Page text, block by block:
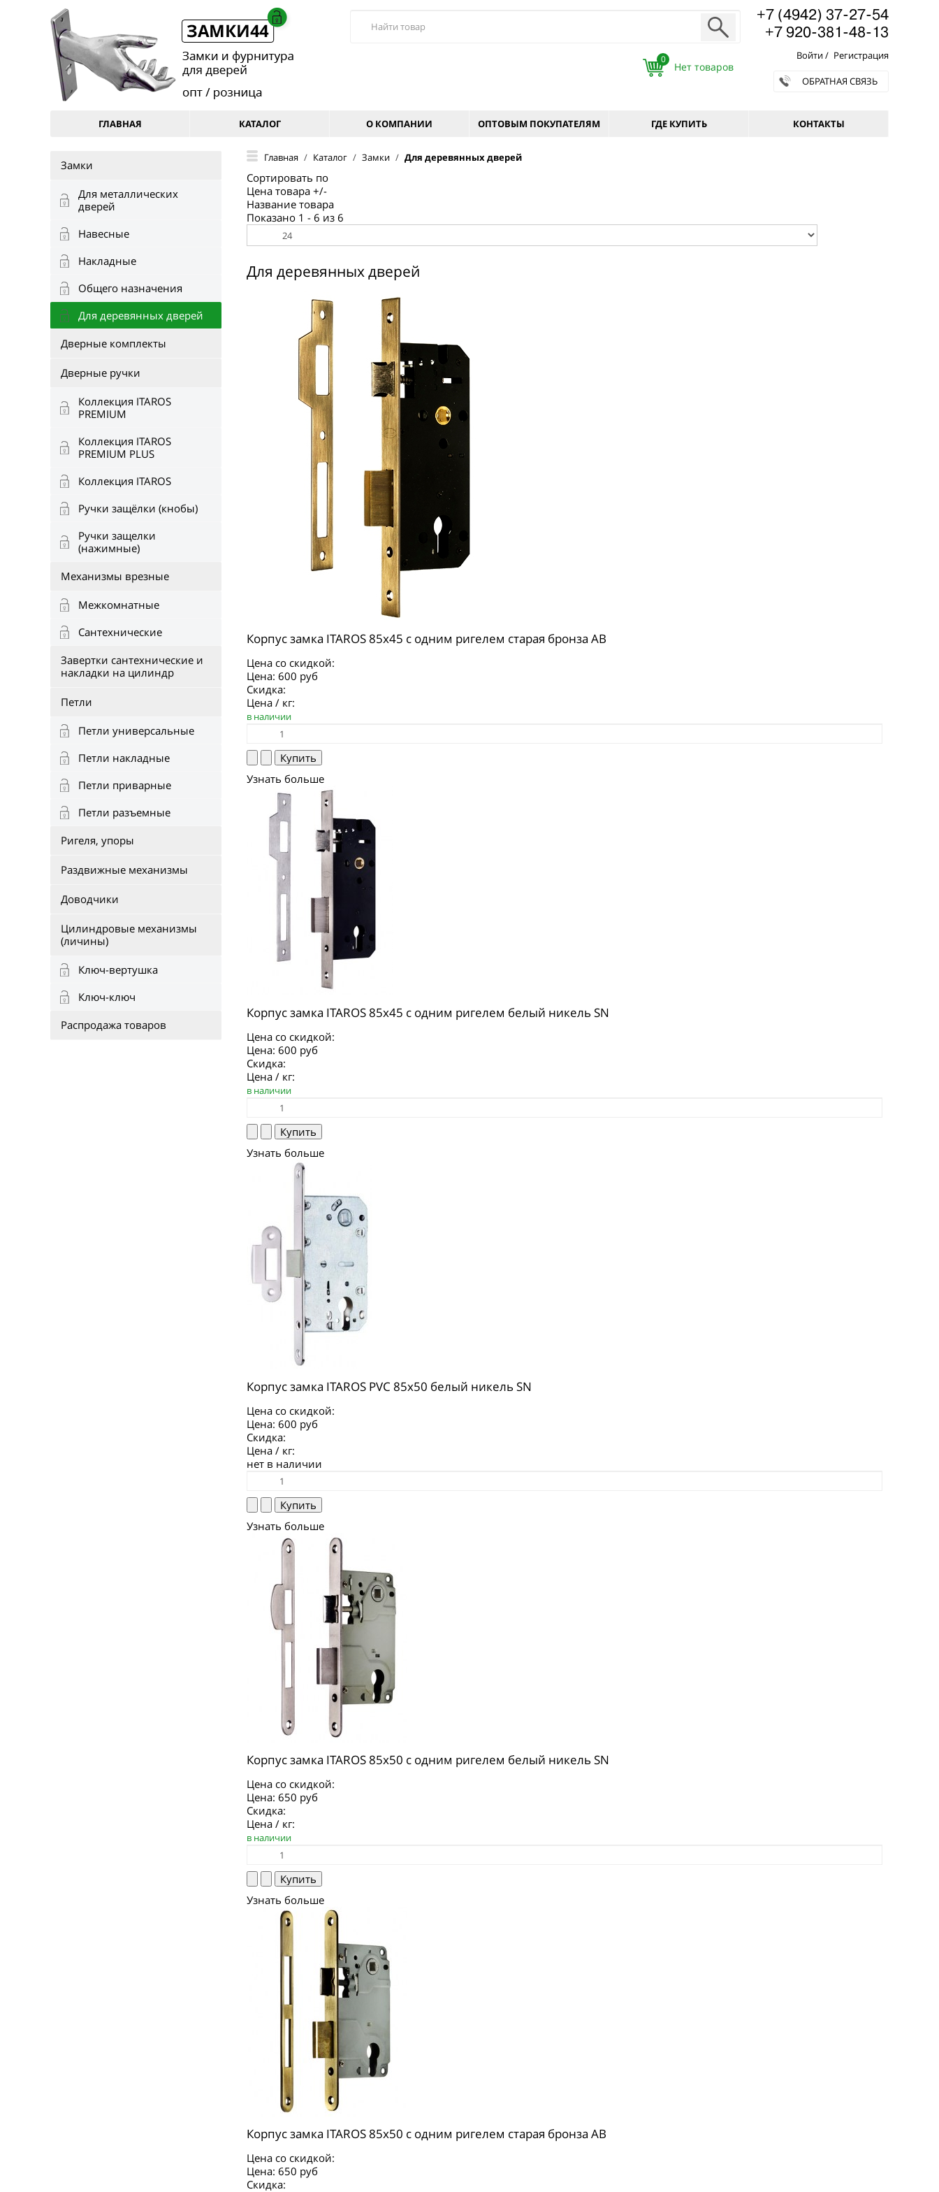
0
+7 (4942) 37-27-54
+7 920-381-48-13
Войти/ Регистрация
ОБРАТНАЯ СВЯЗЬ
ГЛАВНАЯ КАТАЛОГ О КОМПАНИИ ОПТОВЫМ ПОКУПАТЕЛЯМ ГДЕ КУПИТЬ КОНТАКТЫ
Замки
Для металлических
дверей
Навесные
Накладные
Общего назначения
Для деревянных дверей
Дверные комплекты
Дверные ручки
Коллекция ITAROS
PREMIUM
Коллекция ITAROS
PREMIUM PLUS
Коллекция ITAROS
Ручки защёлки (кнобы)
Ручки защелки
(нажимные)
Механизмы врезные
Межкомнатные
Сантехнические
Завертки сантехнические и
накладки на цилиндр
Петли
Петли универсальные
Петли накладные
Петли приварные
Петли разъемные
Ригеля, упоры
Раздвижные механизмы
Доводчики
Цилиндровые механизмы
(личины)
Ключ-вертушка
Ключ-ключ
Распродажа товаров
Главная / Каталог / Замки / Для деревянных дверей
Сортировать по
Цена товара +/-
Название товара
Показано 1 - 6 из 6
Для деревянных дверей
Корпус замка ITAROS 85х45 c одним ригелем старая бронза АВ
Цена со скидкой:
Цена: 600 руб
Скидка:
Цена / кг:
в наличии
Узнать больше
Корпус замка ITAROS 85х45 c одним ригелем белый никель SN
Цена со скидкой:
Цена: 600 руб
Скидка:
Цена / кг:
в наличии
Узнать больше
Корпус замка ITAROS PVC 85х50 белый никель SN
Цена со скидкой:
Цена: 600 руб
Скидка:
Цена / кг:
нет в наличии
Узнать больше
Корпус замка ITAROS 85х50 c одним ригелем белый никель SN
Цена со скидкой:
Цена: 650 руб
Скидка:
Цена / кг:
в наличии
Узнать больше
Корпус замка ITAROS 85х50 c одним ригелем старая бронза АВ
Цена со скидкой:
Цена: 650 руб
Скидка: